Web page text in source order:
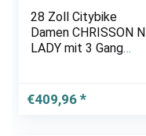
28 Zoll Citybike
Damen CHRISSON N
LADY mit 3 Gang
€409,96